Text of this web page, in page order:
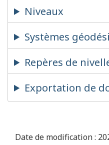
Niveaux
Systèmes
Repères de
Exportation de
Date de modification :